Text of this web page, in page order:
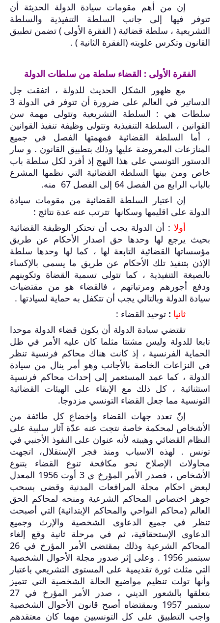
إن من أهم مقومات سيادة الدولة الحديثة أن
تتوفر فيها إلى جانب السلطة التنفيذية والسلطة
التشريعية ، سلطة قضائية ( الفقرة الأولى ) تضمن تطبيق
القانون وتكرس علويته (الفقرة الثانية ) .
الفقرة الأولى : القضاء سلطة من سلطات الدولة
مع ظهور الشكل الحديث للدولة ، اتفقت جل
الدساتير في العالم على ضرورة أن تتوفر في الدولة 3
سلطات هي : السلطة التشريعية وتتولى مهمة سن
القوانين ، السلطة التنفيذية وتتولى وظيفة تنفيذ القوانين
، أما السلطة القضائية فمهمتها الفصل في جميع
المنازعات المعروضة عليها وذلك بتطبيق القانون . و سار
الدستور التونسي على هذا النهج إذ أفرد لكل سلطة باب
خاص ومن بينها السلطة القضائية التي نظمها المشرع
بالباب الرابع من الفصل 64 إلى الفصل 67 منه.
إن اعتبار السلطة القضائية من مقومات سيادة
الدولة على اقليمها وسكانها تترتب عنه عدة نتائج :
أولا : أن الدولة يجب أن تحتكر الوظيفة القضائية
بحيث يرجع لها وحدها حق اصدار الأحكام عن طريق
مؤسساتها القضائية التابعة لها ، كما لها وحدها سلطة
الإذن بتنفيذ تلك الأحكام عن طريق ما يسمى بالإكساء
بالصيغة التنفيذية ، كما تتولى تسمية القضاة وتكوينهم
ودفع أجورهم ومرتباتهم ، فالقضاء هو من مقتضيات
سيادة الدولة وبالتالي يجب أن تتكفل به حماية لسيادتها .
ثانيا : توحيد القضاء :
تقتضي سيادة الدولة أن يكون قضاء الدولة موحدا
تابعا للدولة وليس مشتتا مثلما كان عليه الأمر في ظل
الحماية الفرنسية ، إذ كانت هناك محاكم فرنسية تنظر
في النزاعات الخاصة بالأجانب وهو أمر ينال من سيادة
الدولة ، كما عمد المستعمر إلى إحداث محاكم فرنسية
استثنائية ، كل ذلك مع الإبقاء على الهيئات القضائية
التونسية مما جعل القضاء التونسي مزدوجا.
إنّ تعدد جهات القضاء وإخضاع كل طائفة من
الأشخاص لمحكمة خاصة نتجت عنه عدّة آثار سلبية على
النظام القضائي وهيبته لأنه عنوان على النفوذ الأجنبي في
تونس . لهذه الاسباب ومنذ فجر الإستقلال، اتجهت
محاولات الإصلاح نحو مكافحة تنوع القضاء بتنوع
الأشخاص ، فصدر الأمر المؤرخ ي 3 أوت 1956 المعدل
لبعض احكام مجلة المرافعات المدنية وقضى بسحب
جوهر اختصاص المحاكم الشرعية ومنحه لمحاكم الحق
العالم (محاكم النواحي والمحاكم الإبتدائية) التي أصبحت
تنظر في جميع الدعاوى الشخصية والإرث وجميع
الدعاوى الإستحقاقية، ثم في مرحلة ثانية وقع إلغاء
المحاكم الشرعية وذلك بمقتضى الأمر المؤرخ في 26
سبتمبر 1956 . وعلى إثر صدور مجلة الأحوال الشخصية
التي مثلت ثورة تقديمية على المستوى التشريعي باعتبار
وأنها تولت تنظيم مواضيع الحالة الشخصية التي تتميز
بتعلقها بالشعور الديني ، صدر الأمر المؤرخ في 27
سبتمبر 1957 وبمقتضاه أصبح قانون الأحوال الشخصية
واجب التطبيق على كل التونسيين مهما كان معتقدهم